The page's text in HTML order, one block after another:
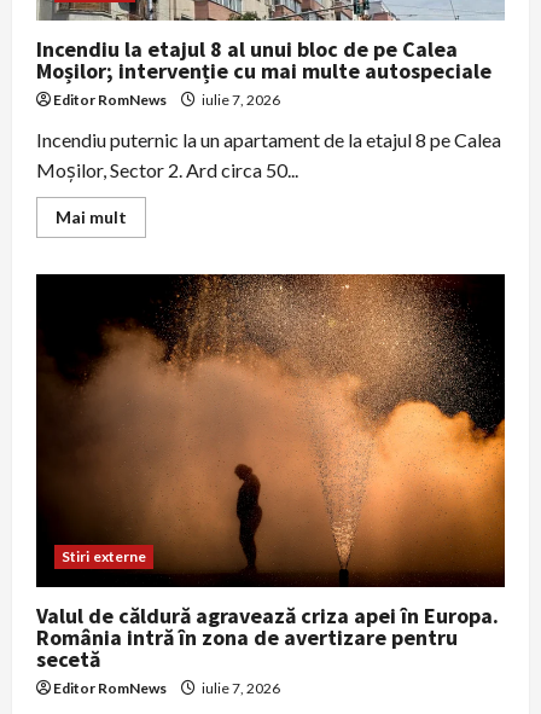
Incendiu la etajul 8 al unui bloc de pe Calea
Moșilor; intervenție cu mai multe autospeciale
Editor RomNews iulie 7, 2026
Incendiu puternic la un apartament de la etajul 8 pe Calea
Moșilor, Sector 2. Ard circa 50...
Mai mult
more
etajul
8
al
unui
bloc
pe
Moșilor;
intervenție
multe
autospeciale
Stiri externe
Valul de căldură agravează criza apei în Europa.
România intră în zona de avertizare pentru
secetă
Editor RomNews iulie 7, 2026